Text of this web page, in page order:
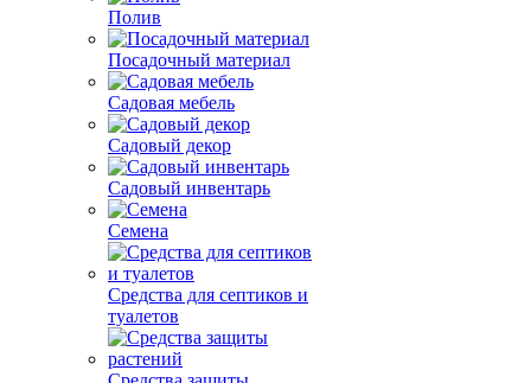
Полив
Посадочный материал
Садовая мебель
Садовый декор
Садовый инвентарь
Семена
Средства для септиков и
туалетов